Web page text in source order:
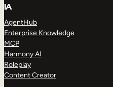
IA
AgentHub
Enterprise Knowledge
MCP
Harmony AI
Roleplay
Content Creator